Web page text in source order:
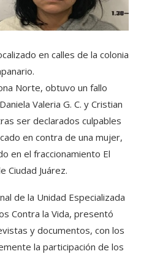
en calles de la colonia
Norte, obtuvo un fallo
Valeria G. C. y Cristian
ser declarados culpables
en contra de una mujer,
en el fraccionamiento El
Ciudad Juárez.
de la Unidad Especializada
Contra la Vida, presentó
y documentos, con los
la participación de los